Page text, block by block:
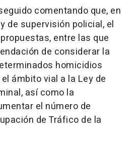
comentando que, en
de supervisión policial, el
entre las que
de considerar la
homicidios
ámbito vial a la Ley de
así como la
el número de
de Tráfico de la